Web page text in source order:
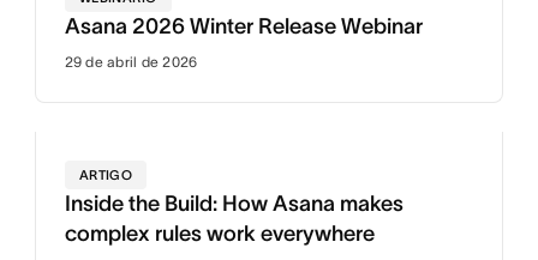
Asana 2026 Winter Release Webinar
29 de abril de 2026
ARTIGO
Inside the Build: How Asana makes
complex rules work everywhere